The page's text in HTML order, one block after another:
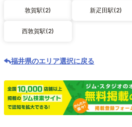
敦賀駅(2) 新疋田駅(2)
西敦賀駅(2)
福井県のエリア選択に戻る